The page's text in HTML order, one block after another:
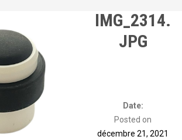
IMG_2314.
JPG
Date:
Posted on
décembre 21, 2021